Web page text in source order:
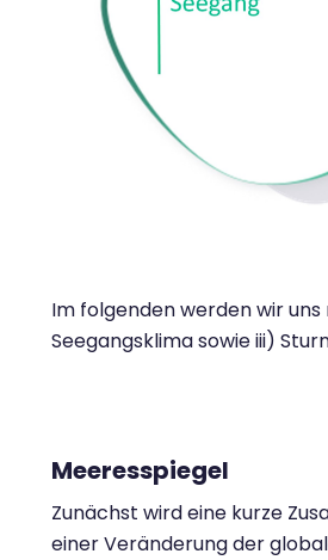
Im folgenden werden wir
Seegangsklima sowie iii)
Meeresspiegel
Zunächst wird eine kurze
einer Veränderung der